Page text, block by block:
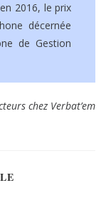
2016, le prix
décernée
de Gestion
chez Verbat’em